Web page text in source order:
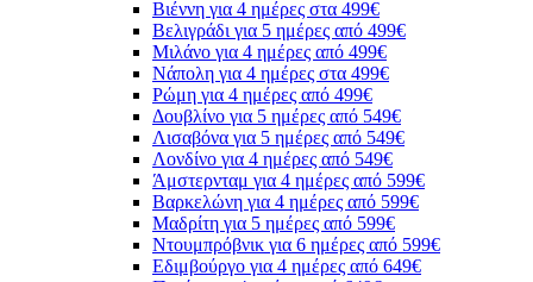
Βιέννη για 4 ημέρες στα 499€
Βελιγράδι για 5 ημέρες από 499€
Μιλάνο για 4 ημέρες από 499€
Νάπολη για 4 ημέρες στα 499€
Ρώμη για 4 ημέρες από 499€
Δουβλίνο για 5 ημέρες από 549€
Λισαβόνα για 5 ημέρες από 549€
Λονδίνο για 4 ημέρες από 549€
Άμστερνταμ για 4 ημέρες από 599€
Βαρκελώνη για 4 ημέρες από 599€
Μαδρίτη για 5 ημέρες από 599€
Ντουμπρόβνικ για 6 ημέρες από 599€
Εδιμβούργο για 4 ημέρες από 649€